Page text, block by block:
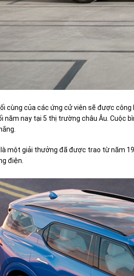
cùng của các ứng cử viên sẽ được
năm nay tại 5 thị trường châu Âu. Cuộc
một giải thưởng đã được trao từ năm
điện.